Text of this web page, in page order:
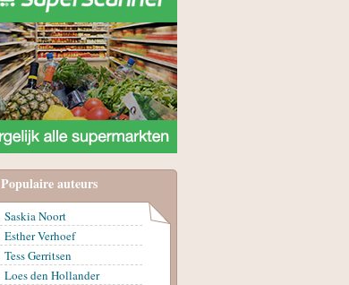
Populaire auteurs
Saskia Noort
Esther Verhoef
Tess Gerritsen
Loes den Hollander